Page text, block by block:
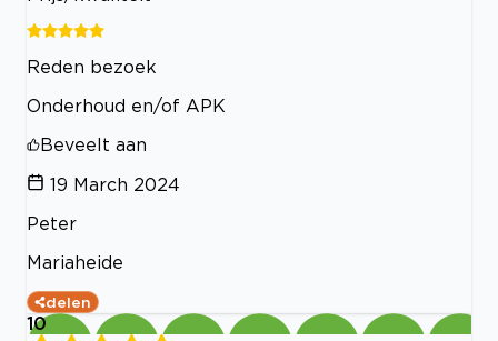
Reden bezoek
Onderhoud en/of APK
Beveelt aan
19 March 2024
Peter
Mariaheide
delen
10